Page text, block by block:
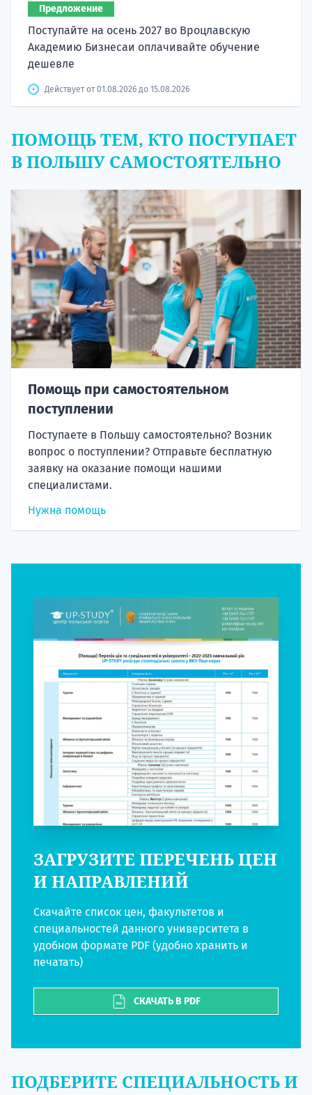
Предложение
Поступайте на осень 2027 во Вроцлавскую
Академию Бизнесаи оплачивайте обучение
дешевле
Действует от 01.08.2026 до 15.08.2026
ПОМОЩЬ ТЕМ, КТО ПОСТУПАЕТ
В ПОЛЬШУ САМОСТОЯТЕЛЬНО
Помощь при самостоятельном
поступлении
Поступаете в Польшу самостоятельно? Возник
вопрос о поступлении? Отправьте бесплатную
заявку на оказание помощи нашими
специалистами.
Нужна помощь
ЗАГРУЗИТЕ ПЕРЕЧЕНЬ ЦЕН
И НАПРАВЛЕНИЙ
Скачайте список цен, факультетов и
специальностей данного университета в
удобном формате PDF (удобно хранить и
печатать)
СКАЧАТЬ В PDF
ПОДБЕРИТЕ СПЕЦИАЛЬНОСТЬ И